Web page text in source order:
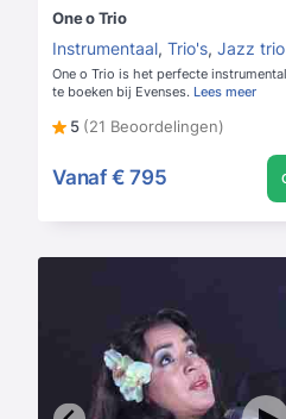
One o Trio
Instrumentaal, Trio's, Jazz trio
One o Trio is het perfecte
te boeken bij Evenses. Lees meer
5 (21 Beoordelingen)
Vanaf € 795